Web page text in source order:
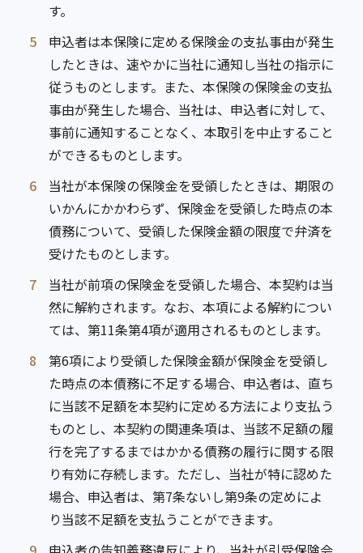
す。
5
申込者は本保険に定める保険金の支払事由が発生
したときは、速やかに当社に通知し当社の指示に
従うものとします。また、本保険の保険金の支払
事由が発生した場合、当社は、申込者に対して、
事前に通知することなく、本取引を中止すること
ができるものとします。
6
当社が本保険の保険金を受領したときは、期限の
いかんにかかわらず、保険金を受領した時点の本
債務について、受領した保険金額の限度で弁済を
受けたものとします。
7
当社が前項の保険金を受領した場合、本契約は当
然に解約されます。なお、本項による解約につい
ては、第11条第4項が適用されるものとします。
8
第6項により受領した保険金額が保険金を受領し
た時点の本債務に不足する場合、申込者は、直ち
に当該不足額を本契約に定める方法により支払う
ものとし、本契約の関連条項は、当該不足額の履
行を完了するまではかかる債務の履行に関する限
り有効に存続します。ただし、当社が特に認めた
場合、申込者は、第7条ないし第9条の定めによ
り当該不足額を支払うことができます。